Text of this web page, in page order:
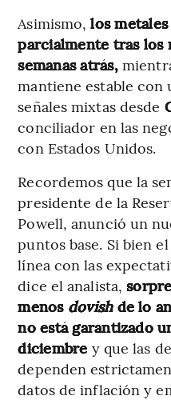
Asimismo,los
parcialmente tras los
semanas atrás,
mantiene estable con
señales mixtas desde
conciliador en las
con Estados Unidos.
Recordemos que la
presidente de la
Powell, anunció un
puntos base. Si bien
línea con las
dice el analista,
menosdovish de lo
no está garantizado
diciembre y que las
dependen
datos de inflación y